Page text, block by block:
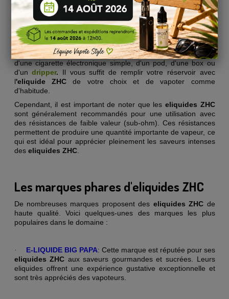
Comment utiliser les eliquides ZHC ?
Leseliquides ZHCs'utilisent de la même manière que les
eliquides traditionnels. Vous pouvez les vaporiser avec
n'importe quel type de cigarette électronique, qu'il s'agisse
d'une cigarette électronique simple, d'un pod, d'une box ou
d'undripper. Il vous suffit de remplir votre réservoir avec
l'eliquide ZHCde votre choix et de vapoter comme
d'habitude.
Cependant, il est important de noter que les eliquides ZHC
sont généralement recommandés pour une utilisation avec
des résistances de faible valeur (sub-ohm). Ces résistances
permettent de produire une quantité importante de vapeur, ce
qui est idéal pour apprécier pleinement les saveurs intenses
des eliquides ZHC.
Les marques phares d'eliquides ZHC
De nombreuses marques proposent des eliquides ZHC de
haute qualité. Voici quelques-unes des marques les plus
populaires dans le domaine :
· E-LIQUIDE BIG PAPA: Cette marque est réputée pour ses
eliquides ZHC aux saveurs gourmandes et sucrées. Leurs
eliquides offrent une expérience gustative exceptionnelle et
sont très appréciés des vapoteurs.